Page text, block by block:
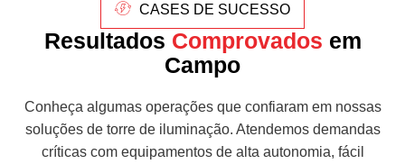
CASES DE SUCESSO
Resultados Comprovados em
Campo
Conheça algumas operações que confiaram em nossas
soluções de torre de iluminação. Atendemos demandas
críticas com equipamentos de alta autonomia, fácil